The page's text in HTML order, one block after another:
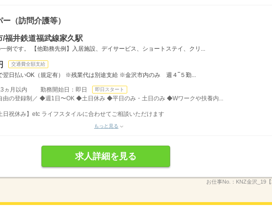
（訪問介護等）
/福井鉄道福武線家久駅
例です。 【他勤務先例】入居施設、デイサービス、ショートステイ、クリ...
交通費全額支給
翌日払いOK（規定有） ※残業代は別途支給 ※金沢市内のみ 週４‾５勤...
3ヵ月以内 勤務開始日：即日 即日スタート
由の登録制／ ◆週1日〜OK ◆土日休み ◆平日のみ・土日のみ ◆Wワークや扶養内...
日祝休み】etc ライフスタイルに合わせてご相談いただけます
もっと見る
求人詳細を見る
お仕事No.： KNZ金沢_19【